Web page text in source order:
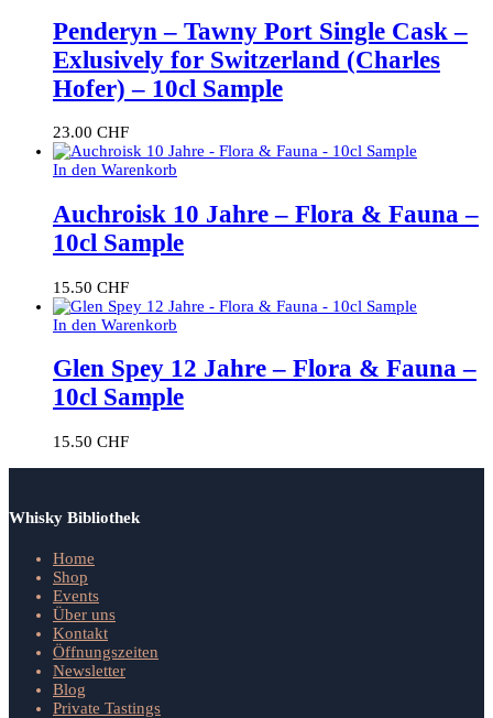
Penderyn – Tawny Port Single Cask –
Exlusively for Switzerland (Charles
Hofer) – 10cl Sample
23.00 CHF
In den Warenkorb
Auchroisk 10 Jahre – Flora & Fauna –
10cl Sample
15.50 CHF
In den Warenkorb
Glen Spey 12 Jahre – Flora & Fauna –
10cl Sample
15.50 CHF
Whisky Bibliothek
Home
Shop
Events
Über uns
Kontakt
Öffnungszeiten
Newsletter
Blog
Private Tastings